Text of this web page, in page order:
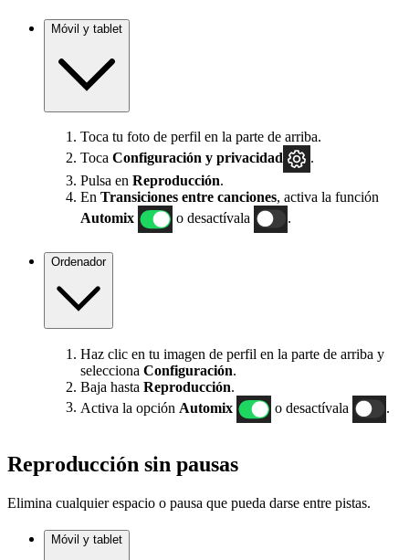
Móvil y tablet
Toca tu foto de perfil en la parte de arriba.
Toca Configuración y privacidad
.
Pulsa en Reproducción.
En Transiciones entre canciones, activa la función
Automix
o desactívala .
Ordenador
Haz clic en tu imagen de perfil en la parte de arriba y
selecciona Configuración.
Baja hasta Reproducción.
Activa la opción Automix o desactívala .
Reproducción sin pausas
Elimina cualquier espacio o pausa que pueda darse entre pistas.
Móvil y tablet